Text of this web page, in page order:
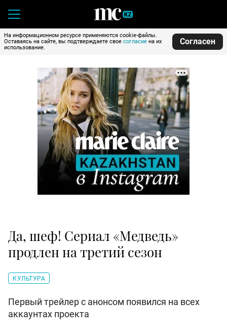
На информационном ресурсе применяются cookie-файлы.
Оставаясь на сайте, вы подтверждаете свое согласие на их
использование.
Согласен
Да, шеф! Сериал «Медведь»
продлен на третий сезон
КУЛЬТУРА
Первый трейлер с анонсом появился на всех
аккаунтах проекта